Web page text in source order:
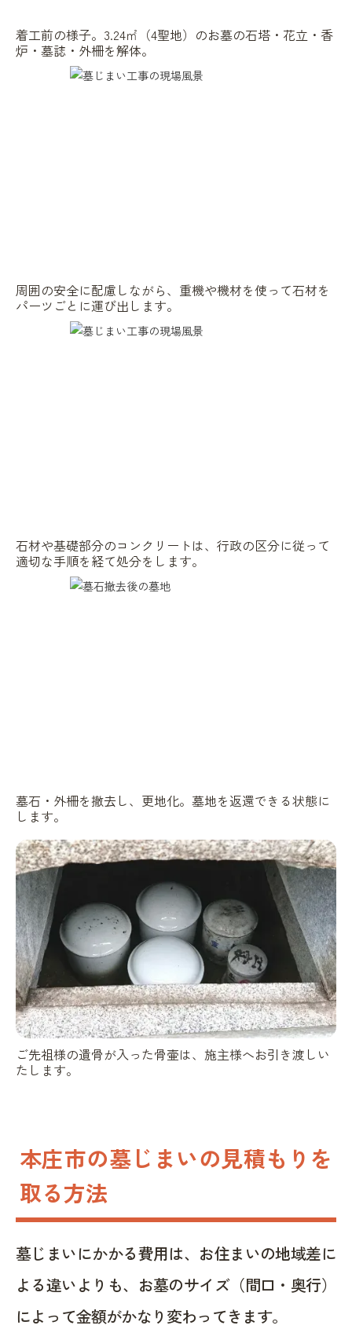
着工前の様子。3.24㎡（4聖地）のお墓の石塔・花立・香
炉・墓誌・外柵を解体。
周囲の安全に配慮しながら、重機や機材を使って石材を
パーツごとに運び出します。
石材や基礎部分のコンクリートは、行政の区分に従って
適切な手順を経て処分をします。
墓石・外柵を撤去し、更地化。墓地を返還できる状態に
します。
ご先祖様の遺骨が入った骨壷は、施主様へお引き渡しい
たします。
本庄市の墓じまいの見積もりを
取る方法
墓じまいにかかる費用は、お住まいの地域差に
よる違いよりも、お墓のサイズ（間口・奥行）
によって金額がかなり変わってきます。